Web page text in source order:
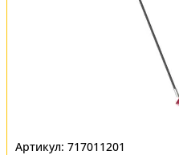
717011201